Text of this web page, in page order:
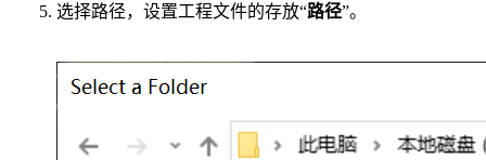
选择路径，设置工程文件的存放“路径”。